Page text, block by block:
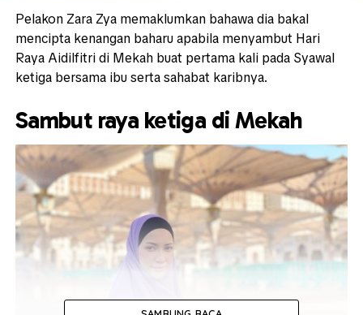
Pelakon Zara Zya memaklumkan bahawa dia bakal
mencipta kenangan baharu apabila menyambut Hari
Raya Aidilfitri di Mekah buat pertama kali pada Syawal
ketiga bersama ibu serta sahabat karibnya.
Sambut raya ketiga di Mekah